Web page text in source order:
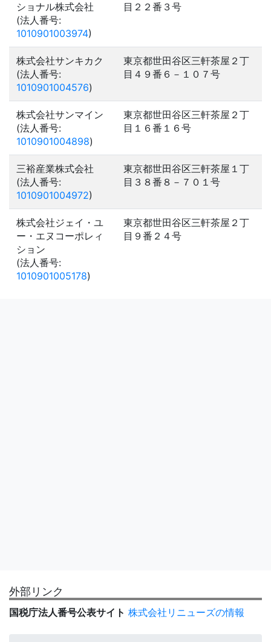
ショナル株式会社
(法人番号:
1010901003974)
目２２番３号
株式会社サンキカク
(法人番号:
1010901004576)
東京都世田谷区三軒茶屋２丁
目４９番６－１０７号
株式会社サンマイン
(法人番号:
1010901004898)
東京都世田谷区三軒茶屋２丁
目１６番１６号
三裕産業株式会社
(法人番号:
1010901004972)
東京都世田谷区三軒茶屋１丁
目３８番８－７０１号
株式会社ジェイ・ユ
ー・エヌコーポレィ
ション
(法人番号:
1010901005178)
東京都世田谷区三軒茶屋２丁
目９番２４号
外部リンク
国税庁法人番号公表サイト 株式会社リニューズの情報